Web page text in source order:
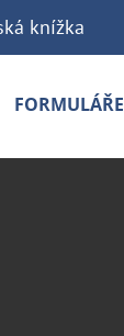
knížka
FORMULÁŘE